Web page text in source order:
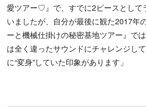
愛ツアー♡』で、すでに2ピースとして
いましたが、自分が最後に観た2017年
ーと機械仕掛けの秘密基地ツアー』で
は全く違ったサウンドにチャレンジし
に“変身”していた印象があります」